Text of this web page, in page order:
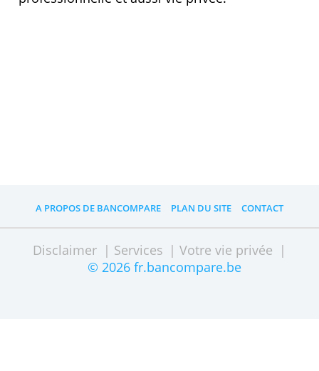
Conseils d'experts
analyse globale des assurances
nécessaires à votre activité
professionnelle et aussi vie privée.